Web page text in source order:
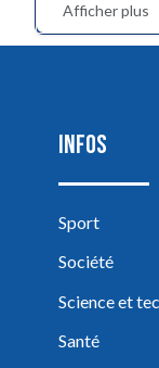
Afficher plus
INFOS
Sport
Société
Science et
Santé